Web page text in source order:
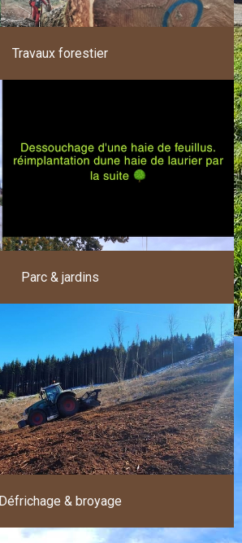
Travaux forestier
Parc & jardins
Défrichage & broyage